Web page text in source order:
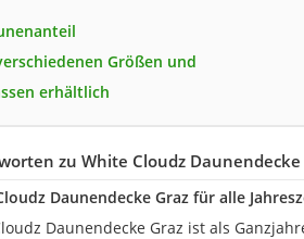
Größen und
erhältlich
zu White Cloudz Daunendecke
Daunendecke Graz für alle
Daunendecke Graz ist als